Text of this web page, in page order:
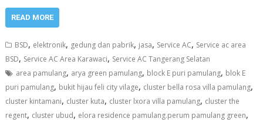
READ MORE
BSD, elektronik, gedung dan pabrik, jasa, Service AC, Service ac area
BSD, Service AC Area Karawaci, Service AC Tangerang Selatan
area pamulang, arya green pamulang, block E puri pamulang, blok E
puri pamulang, bukit hijau feli city vilage, cluster bella rosa villa pamulang,
cluster kintamani, cluster kuta, cluster lxora villa pamulang, cluster the
regent, cluster ubud, elora residence pamulang.perum pamulang green,